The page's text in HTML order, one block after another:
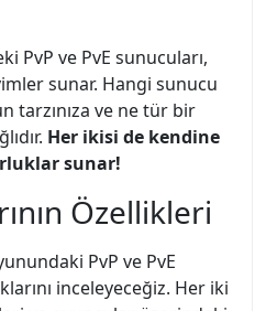
PvP ve PvE sunucuları,
sunar. Hangi sunucu
tarzınıza ve ne tür bir
Her ikisi de kendine
sunar!
Özellikleri
PvP ve PvE
inceleyeceğiz. Her iki